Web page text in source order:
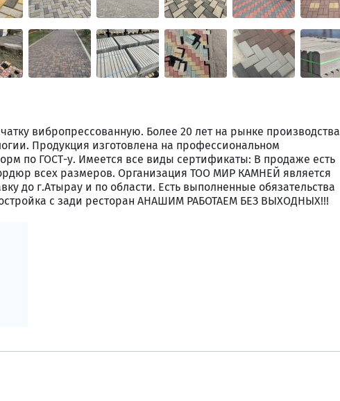
вибропрессованную. Более 20 лет на рынке производства
Продукция изготовлена на профессиональном
по ГОСТ-у. Имеется все виды сертификаты: В продаже есть
всех размеров. Организация ТОО МИР КАМНЕЙ является
до г.Атырау и по области. Есть выполненные обязательства
с зади ресторан АНАШИМ РАБОТАЕМ БЕЗ ВЫХОДНЫХ!!!